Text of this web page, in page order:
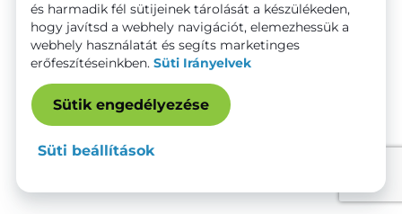
és harmadik fél sütijeinek tárolását a készülékeden,
hogy javítsd a webhely navigációt, elemezhessük a
webhely használatát és segíts marketinges
erőfeszítéseinkben. Süti Irányelvek
Sütik engedélyezése
Süti beállítások